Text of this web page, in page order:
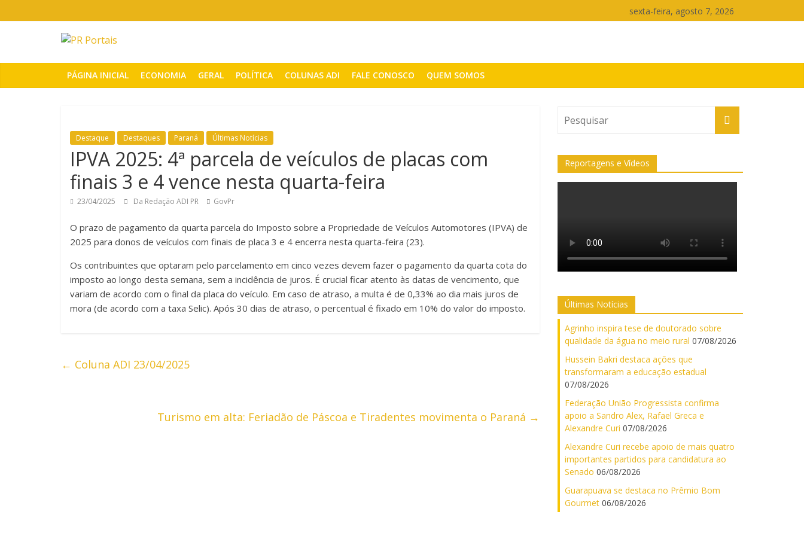
para
sexta-feira, agosto 7, 2026
PR
Portais
notícias
do
Paraná
PÁGINA INICIAL ECONOMIA GERAL POLÍTICA COLUNAS ADI FALE CONOSCO QUEM SOMOS
Destaque Destaques Paraná Últimas Notícias
IPVA 2025: 4ª parcela de veículos de placas com
finais 3 e 4 vence nesta quarta-feira
23/04/2025 Da Redação ADI PR GovPr
O prazo de pagamento da quarta parcela do Imposto sobre a Propriedade de Veículos Automotores (IPVA) de
2025 para donos de veículos com finais de placa 3 e 4 encerra nesta quarta-feira (23).
Os contribuintes que optaram pelo parcelamento em cinco vezes devem fazer o pagamento da quarta cota do
imposto ao longo desta semana, sem a incidência de juros. É crucial ficar atento às datas de vencimento, que
variam de acordo com o final da placa do veículo. Em caso de atraso, a multa é de 0,33% ao dia mais juros de
mora (de acordo com a taxa Selic). Após 30 dias de atraso, o percentual é fixado em 10% do valor do imposto.
← Coluna ADI 23/04/2025
Turismo em alta: Feriadão de Páscoa e Tiradentes movimenta o Paraná →
Reportagens e Vídeos
Últimas Notícias
Agrinho inspira tese de doutorado sobre
qualidade da água no meio rural 07/08/2026
Hussein Bakri destaca ações que
transformaram a educação estadual
07/08/2026
Federação União Progressista confirma
apoio a Sandro Alex, Rafael Greca e
Alexandre Curi 07/08/2026
Alexandre Curi recebe apoio de mais quatro
importantes partidos para candidatura ao
Senado 06/08/2026
Guarapuava se destaca no Prêmio Bom
Gourmet 06/08/2026